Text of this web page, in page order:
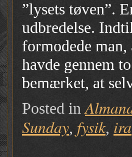
”lysets tøven”.
udbredelse.
formodede man,
havde gennem
bemærket, at
Posted in
Sunday, fysik, ira